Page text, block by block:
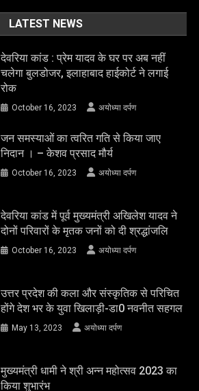
LATEST NEWS
देवरिया कांड : प्रेम यादव के घर पर अब नहीं
चलेगा बुलडोजर, इलाहाबाद हाईकोर्ट ने लगाई
रोक
October 16, 2023 अयोध्या दर्पण
जन समस्याओं का त्वरित गति से किया जाए
निदान । – केशव प्रसाद मौर्य
October 16, 2023 अयोध्या दर्पण
देवरिया कांड में पूर्व मुख्यमंत्री अखिलेश यादव ने
दोनों परिवारों के मृतक जनों को दी श्रद्धांजलि
October 16, 2023 अयोध्या दर्पण
उत्तर प्रदेश की कला और संस्कृतिक से परिचित
होंगे देश भर के युवा खिलाड़ी-डा0 नवनीत सहगल
May 13, 2023 अयोध्या दर्पण
मुख्यमंत्री धामी ने श्री अन्न महोत्सव 2023 का
किया शुभारंभ